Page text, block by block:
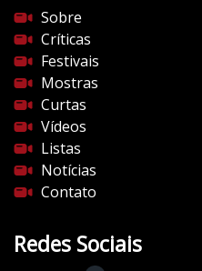
Sobre
Críticas
Festivais
Mostras
Curtas
Vídeos
Listas
Notícias
Contato
Redes Sociais